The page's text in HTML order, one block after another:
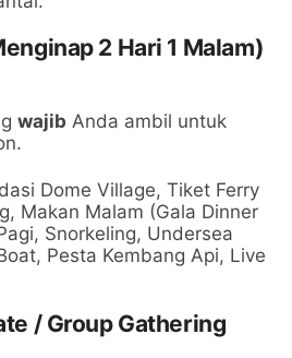
2 Hari 1 Malam)
wajib Anda ambil untuk
Dome Village, Tiket Ferry
Makan Malam (Gala Dinner
Snorkeling, Undersea
Pesta Kembang Api, Live
/ Group Gathering